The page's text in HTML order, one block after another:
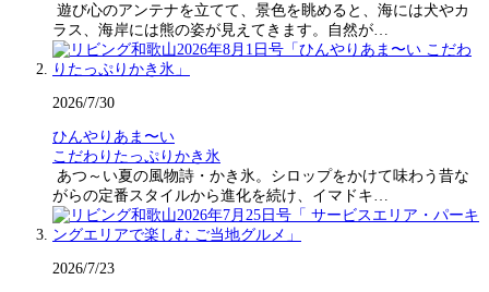
遊び心のアンテナを立てて、景色を眺めると、海には犬やカ
ラス、海岸には熊の姿が見えてきます。自然が…
2026/7/30
ひんやりあま〜い
こだわりたっぷりかき氷
あつ～い夏の風物詩・かき氷。シロップをかけて味わう昔な
がらの定番スタイルから進化を続け、イマドキ…
2026/7/23